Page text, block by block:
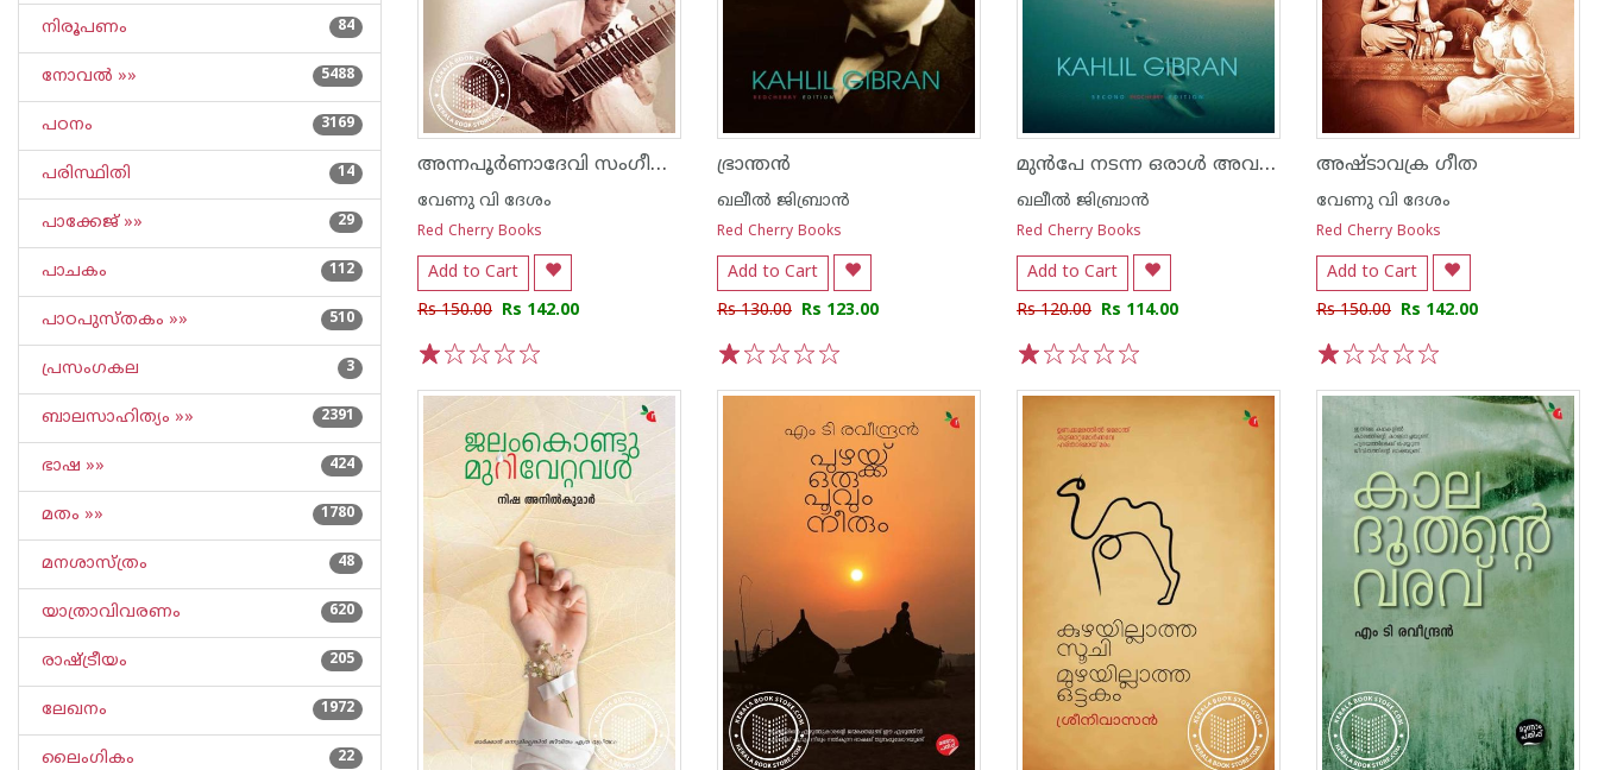
നിരൂപണം 84
നോവല്‍ »» 5488
പഠനം 3169
പരിസ്ഥിതി 14
പാക്കേജ് »» 29
പാചകം 112
പാഠപുസ്തകം »» 510
പ്രസംഗകല 3
ബാലസാഹിത്യം »» 2391
ഭാഷ »» 424
മതം »» 1780
മനശാസ്ത്രം 48
യാത്രാവിവരണം 620
രാഷ്ട്രീയം 205
ലേഖനം 1972
ലൈംഗികം 22
അന്നപൂർണാദേവി സംഗീത തപസ്വിനിയുടെ കഥ
വേണു വി ദേശം
Red Cherry Books
Add to Cart
Rs 150.00 Rs 142.00
ഭ്രാന്തൻ
ഖലീൽ ജിബ്രാൻ
Red Cherry Books
Add to Cart
Rs 130.00 Rs 123.00
മുൻപേ നടന്ന ഒരാൾ അവൻ്റെ കഥകളും കവിതകളും
ഖലീൽ ജിബ്രാൻ
Red Cherry Books
Add to Cart
Rs 120.00 Rs 114.00
അഷ്‌ടാവക്ര ഗീത
വേണു വി ദേശം
Red Cherry Books
Add to Cart
Rs 150.00 Rs 142.00